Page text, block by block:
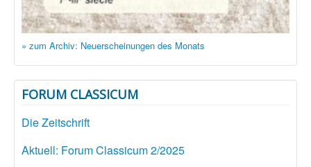
» zum Archiv: Neuerscheinungen des Monats
FORUM CLASSICUM
Die Zeitschrift
Aktuell: Forum Classicum 2/2025